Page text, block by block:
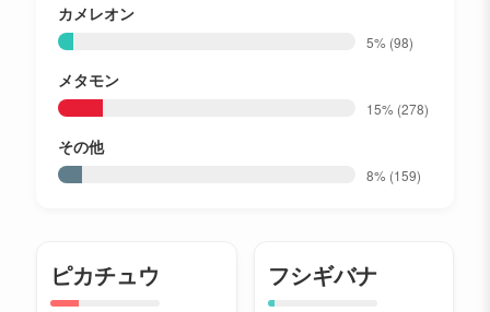
カメレオン
5% (98)
メタモン
15% (278)
その他
8% (159)
ピカチュウ フシギバナ